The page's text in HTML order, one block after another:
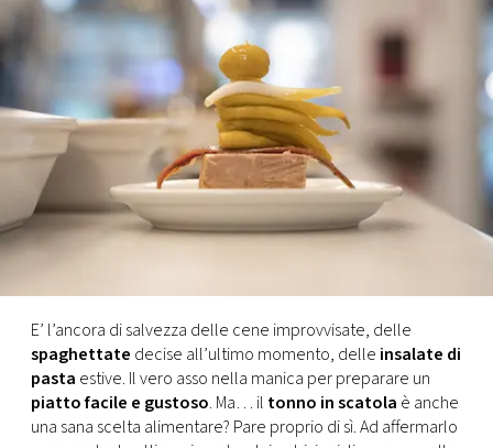
EVENTI
VIDEO
TV
PRINCIPATO
DI
MONACO
RMC
CONSIGLIA
E’ l’ancora di salvezza delle cene improvvisate, delle
spaghettate decise all’ultimo momento, delle insalate di
pasta estive. Il vero asso nella manica per preparare un
piatto facile e gustoso. Ma… il tonno in scatola è anche
una sana scelta alimentare? Pare proprio di sì. Ad affermarlo